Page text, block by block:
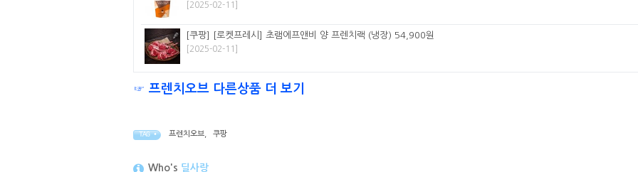
[2025-02-11]
[쿠팡] [로켓프레시] 초램에프앤비 양 프렌치랙 (냉장) 54,900원
[2025-02-11]
☞ 프렌치오브 다른상품 더 보기
TAG • 프렌치오브 쿠팡
Who's 딜사랑